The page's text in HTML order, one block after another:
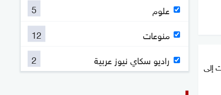
إلى
علوم
5
منوعات
12
راديو سكاي نيوز عربية
2